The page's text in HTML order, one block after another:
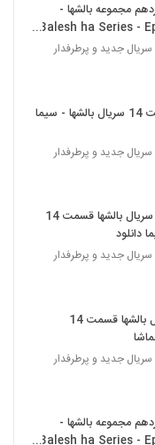
مجموعه بالشها -
Balesh ha Series -
سریال جدید و پرطرفدار
دانلود قسمت 14 سریال بالشها - سیما
سریال جدید و پرطرفدار
دانلود کامل سریال بالشها قسمت 14
دانلود
سریال جدید و پرطرفدار
دانلود سریال بالشها قسمت 14
سریال جدید و پرطرفدار
مجموعه بالشها -
Balesh ha Series -